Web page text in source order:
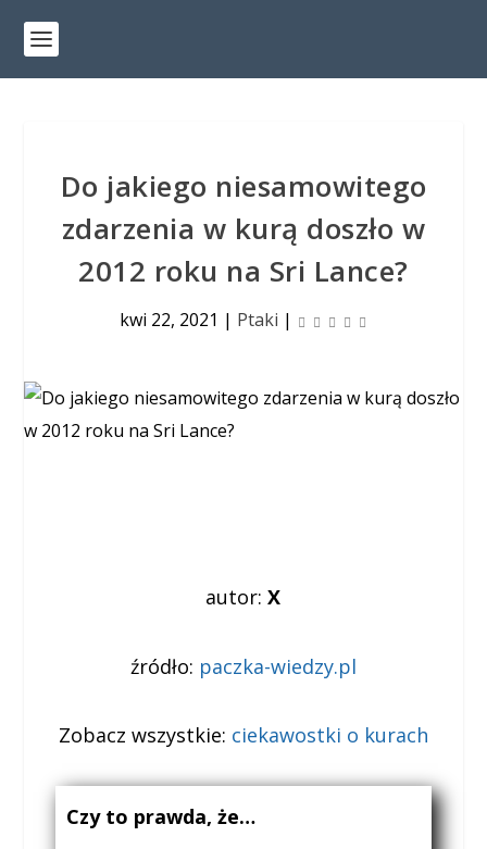
Do jakiego niesamowitego
zdarzenia w kurą doszło w
2012 roku na Sri Lance?
kwi 22, 2021 | Ptaki |
autor:X
źródło: paczka-wiedzy.pl
Zobacz wszystkie: ciekawostki o kurach
Czy to prawda, że…